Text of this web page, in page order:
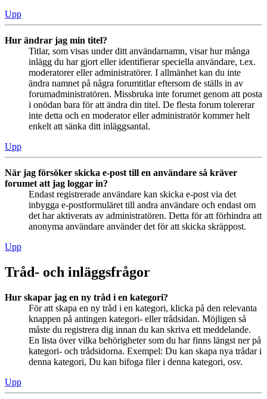
Upp
Hur ändrar jag min titel?
Titlar, som visas under ditt användarnamn, visar hur många
inlägg du har gjort eller identifierar speciella användare, t.ex.
moderatorer eller administratörer. I allmänhet kan du inte
ändra namnet på några forumtitlar eftersom de ställs in av
forumadministratören. Missbruka inte forumet genom att posta
i onödan bara för att ändra din titel. De flesta forum tolererar
inte detta och en moderator eller administratör kommer helt
enkelt att sänka ditt inläggsantal.
Upp
När jag försöker skicka e-post till en användare så kräver
forumet att jag loggar in?
Endast registrerade användare kan skicka e-post via det
inbygga e-postformuläret till andra användare och endast om
det har aktiverats av administratören. Detta för att förhindra att
anonyma användare använder det för att skicka skräppost.
Upp
Tråd- och inläggsfrågor
Hur skapar jag en ny tråd i en kategori?
För att skapa en ny tråd i en kategori, klicka på den relevanta
knappen på antingen kategori- eller trådsidan. Möjligen så
måste du registrera dig innan du kan skriva ett meddelande.
En lista över vilka behörigheter som du har finns längst ner på
kategori- och trådsidorna. Exempel: Du kan skapa nya trådar i
denna kategori, Du kan bifoga filer i denna kategori, osv.
Upp